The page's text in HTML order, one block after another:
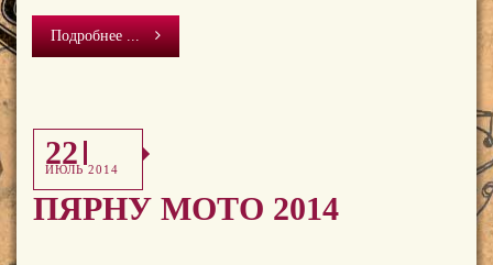
Подробнее ...
22
ИЮЛЬ 2014
ПЯРНУ МОТО 2014